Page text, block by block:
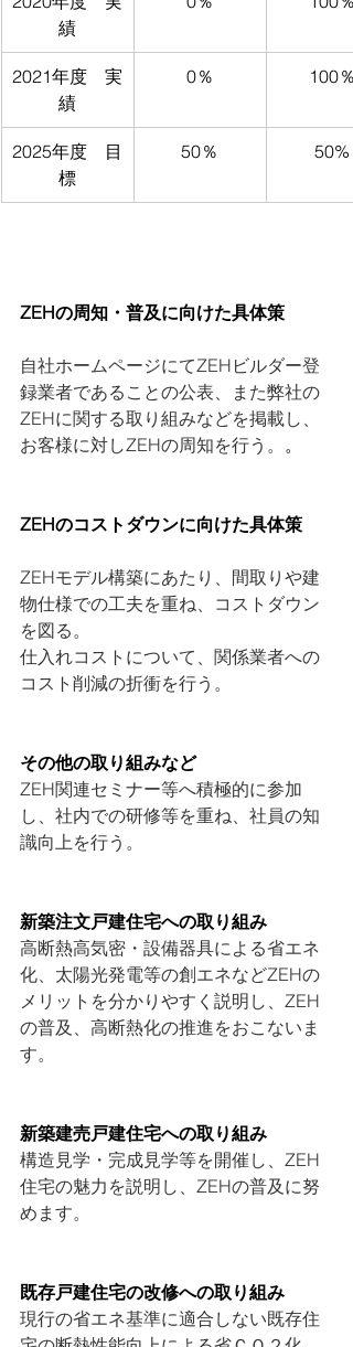
績
2021年度　実
績
0％ 100％
2025年度　目
標
50％ 50%
ZEHの周知・普及に向けた具体策
自社ホームページにてZEHビルダー登
録業者であることの公表、また弊社の
ZEHに関する取り組みなどを掲載し、
お客様に対しZEHの周知を行う。 。
ZEHのコストダウンに向けた具体策
ZEHモデル構築にあたり、間取りや建
物仕様での工夫を重ね、コストダウン
を図る。
仕入れコストについて、関係業者への
コスト削減の折衝を行う。
その他の取り組みなど
ZEH関連セミナー等へ積極的に参加
し、社内での研修等を重ね、社員の知
識向上を行う。
新築注文戸建住宅への取り組み
高断熱高気密・設備器具による省エネ
化、太陽光発電等の創エネなどZEHの
メリットを分かりやすく説明し、ZEH
の普及、高断熱化の推進をおこないま
す。
新築建売戸建住宅への取り組み
構造見学・完成見学等を開催し、ZEH
住宅の魅力を説明し、ZEHの普及に努
めます。
既存戸建住宅の改修への取り組み
現行の省エネ基準に適合しない既存住